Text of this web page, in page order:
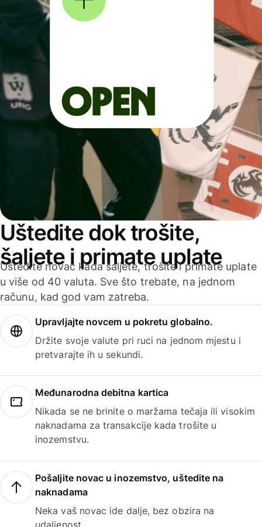
Uštedite dok trošite,
šaljete i primate uplate
Uštedite novac kada šaljete, trošite i primate uplate
u više od 40 valuta. Sve što trebate, na jednom
računu, kad god vam zatreba.
Upravljajte novcem u pokretu globalno.
Držite svoje valute pri ruci na jednom mjestu i
pretvarajte ih u sekundi.
Međunarodna debitna kartica
Nikada se ne brinite o maržama tečaja ili visokim
naknadama za transakcije kada trošite u
inozemstvu.
Pošaljite novac u inozemstvo, uštedite na
naknadama
Neka vaš novac ide dalje, bez obzira na
udaljenost.